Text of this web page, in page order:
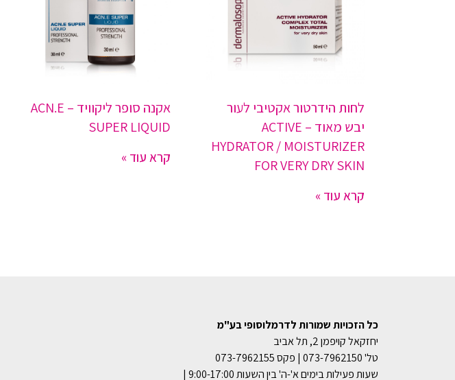
לחות הידרטור אקטיבי לעור
יבש מאוד – ACTIVE
HYDRATOR / MOISTURIZER
FOR VERY DRY SKIN
קרא עוד »
אקנה סופר ליקוויד – ACN.E
SUPER LIQUID
קרא עוד »
כל הזכויות שמורות לדרמלוסופי בע"מ
יחזקאל קויפמן 2, תל אביב
טל' 073-7962150 | פקס 073-7962155
שעות פעילות בימים א'-ה' בין השעות 9:00-17:00 |